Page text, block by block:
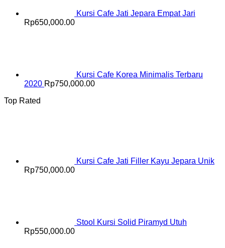
Kursi Cafe Jati Jepara Empat Jari
Rp650,000.00
Kursi Cafe Korea Minimalis Terbaru
2020 Rp750,000.00
Top Rated
Kursi Cafe Jati Filler Kayu Jepara Unik
Rp750,000.00
Stool Kursi Solid Piramyd Utuh
Rp550,000.00